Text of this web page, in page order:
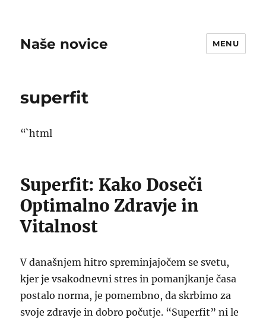
Naše novice MENU
superfit
“`html
Superfit: Kako Doseči
Optimalno Zdravje in
Vitalnost
V današnjem hitro spreminjajočem se svetu,
kjer je vsakodnevni stres in pomanjkanje časa
postalo norma, je pomembno, da skrbimo za
svoje zdravje in dobro počutje. “Superfit” ni le